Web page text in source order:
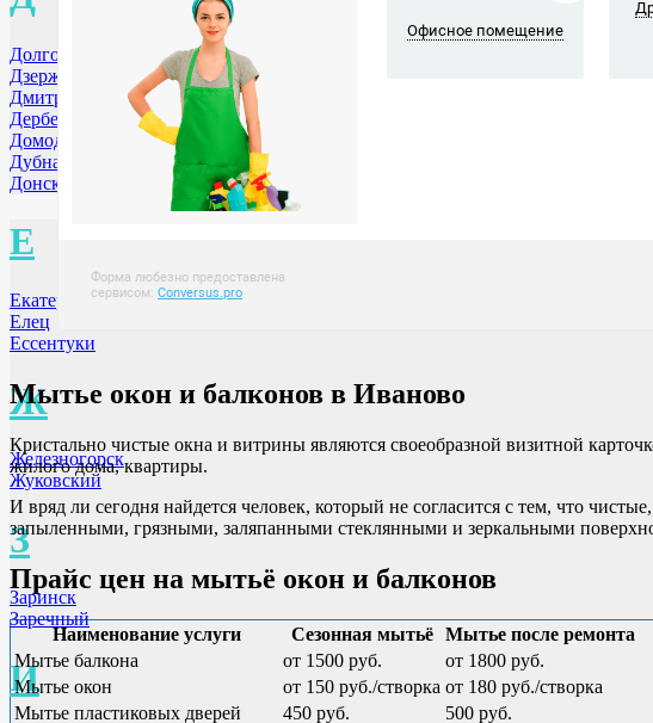
Долгопрудный МО
Дзержинск
Дмитровоград
Дербент
Домодедово
Дубна
Донской
Е
Екатеринбург
Елец
Ессентуки
Ж
Железногорск
Жуковский
З
Заринск
Заречный
И
Мытье окон и балконов в Иваново
Кристально чистые окна и витрины являются своеобразной визитной
жилого дома, квартиры.
И вряд ли сегодня найдется человек, который не согласится с тем, что
запыленными, грязными, заляпанными стеклянными и зеркальными
Прайс цен на мытьё окон и балконов
Наименование услуги Сезонная мытьё
Мытье после ремонта
Мытье балкона
от 1500 руб.
от 1800 руб.
Мытье окон
от 150 руб./створка от 180 руб./створка
Мытье пластиковых дверей
450 руб.
500 руб.